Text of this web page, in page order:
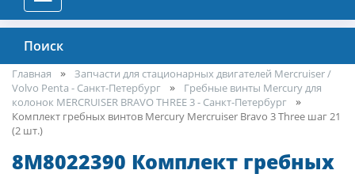
Поиск
Главная
Запчасти для стационарных двигателей Mercruiser /
Volvo Penta - Санкт-Петербург
Гребные винты Mercury для
колонок MERCRUISER BRAVO THREE 3 - Санкт-Петербург
Комплект гребных винтов Mercury Mercruiser Bravo 3 Three шаг 21
(2 шт.)
8M8022390 Комплект гребных